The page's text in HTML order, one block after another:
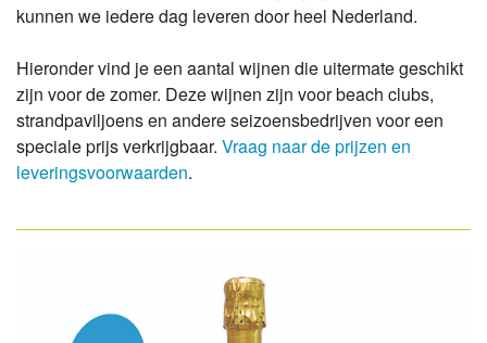
kunnen we iedere dag leveren door heel Nederland.
Hieronder vind je een aantal wijnen die uitermate geschikt
zijn voor de zomer. Deze wijnen zijn voor beach clubs,
strandpaviljoens en andere seizoensbedrijven voor een
speciale prijs verkrijgbaar.Vraag naar de prijzen en
leveringsvoorwaarden.